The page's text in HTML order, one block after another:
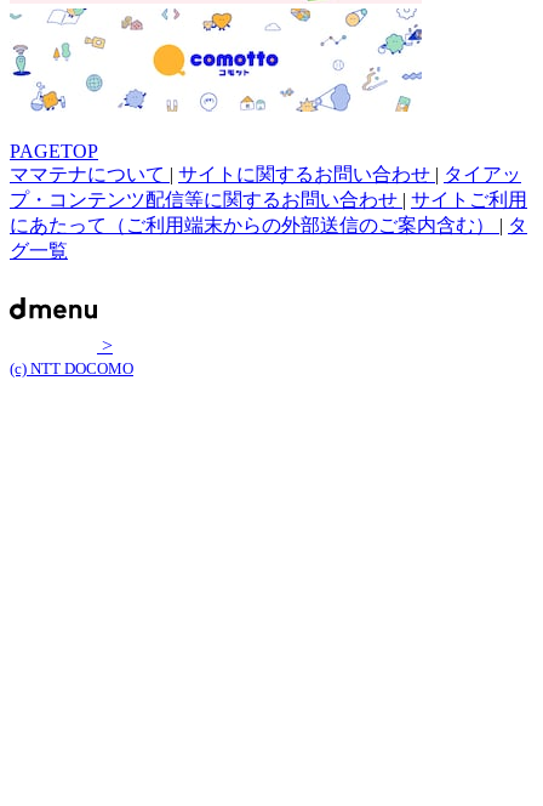
PAGETOP
ママテナについて | サイトに関するお問い合わせ | タイアッ
プ・コンテンツ配信等に関するお問い合わせ | サイトご利用
にあたって（ご利用端末からの外部送信のご案内含む） | タ
グ一覧
>
(c) NTT DOCOMO